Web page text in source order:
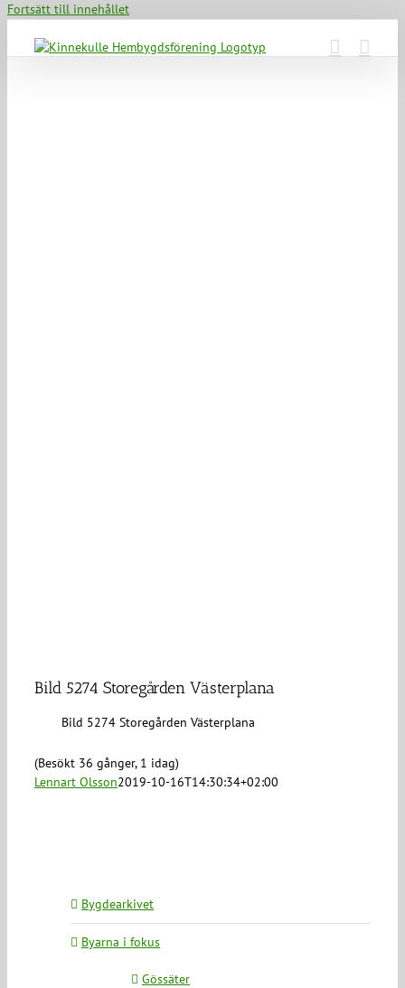
Fortsätt till innehållet
Bild 5274 Storegården Västerplana
Bild 5274 Storegården Västerplana
(Besökt 36 gånger, 1 idag)
Lennart Olsson2019-10-16T14:30:34+02:00
Bygdearkivet
Byarna i fokus
Gössäter